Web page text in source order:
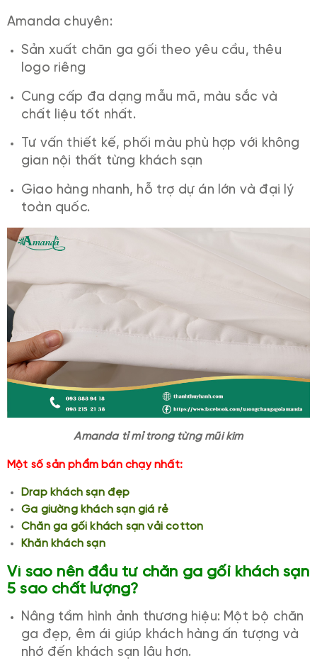
Amanda chuyên:
Sản xuất chăn ga gối theo yêu cầu, thêu
logo riêng
Cung cấp đa dạng mẫu mã, màu sắc và
chất liệu tốt nhất.
Tư vấn thiết kế, phối màu phù hợp với không
gian nội thất từng khách sạn
Giao hàng nhanh, hỗ trợ dự án lớn và đại lý
toàn quốc.
Amanda tỉ mỉ trong từng mũi kim
Một số sản phẩm bán chạy nhất:
Drap khách sạn đẹp
Ga giường khách sạn giá rẻ
Chăn ga gối khách sạn vải cotton
Khăn khách sạn
Vì sao nên đầu tư chăn ga gối khách sạn
5 sao chất lượng?
Nâng tầm hình ảnh thương hiệu: Một bộ chăn
ga đẹp, êm ái giúp khách hàng ấn tượng và
nhớ đến khách sạn lâu hơn.